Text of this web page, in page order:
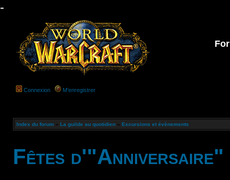
-
Connexion M’enregistrer
Index du forum » La guilde au quotidien » Excursions et évènements
Fêtes d'"Anniversaire"